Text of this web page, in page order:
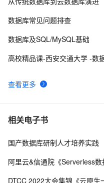
10“PG夜话” 之 云数据库那些
查看更多
数据库常见问题排查
数据库及SQL/MySQL基础
高校精品课-西安交通大学 -数
相关电子书
国产数据库研制人才培养实践
阿里云&信通院《Serverless数
DTCC 2022大会集锦《云原生